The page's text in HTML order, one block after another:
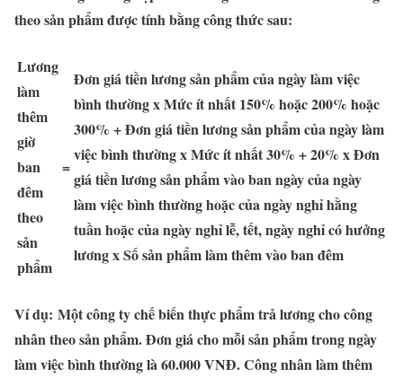
theo sản phẩm được tính bằng công thức sau:
Lương
làm
thêm
giờ
ban
đêm
theo
sản
phẩm
=
Đơn giá tiền lương sản phẩm của ngày làm việc
bình thường x Mức ít nhất 150% hoặc 200% hoặc
300% + Đơn giá tiền lương sản phẩm của ngày làm
việc bình thường x Mức ít nhất 30% + 20% x Đơn
giá tiền lương sản phẩm vào ban ngày của ngày
làm việc bình thường hoặc của ngày nghỉ hằng
tuần hoặc của ngày nghỉ lễ, tết, ngày nghỉ có hưởng
lương x Số sản phẩm làm thêm vào ban đêm
Ví dụ: Một công ty chế biến thực phẩm trả lương cho công
nhân theo sản phẩm. Đơn giá cho mỗi sản phẩm trong ngày
làm việc bình thường là 60.000 VNĐ. Công nhân làm thêm